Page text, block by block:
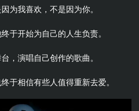
为我喜欢，不是因为你。
于开始为自己的人生负责。
，演唱自己创作的歌曲。
于相信有些人值得重新去爱。